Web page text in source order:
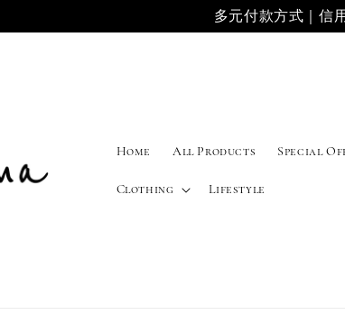
多元付款方式｜信
Home All Products Special
Clothing Lifestyle